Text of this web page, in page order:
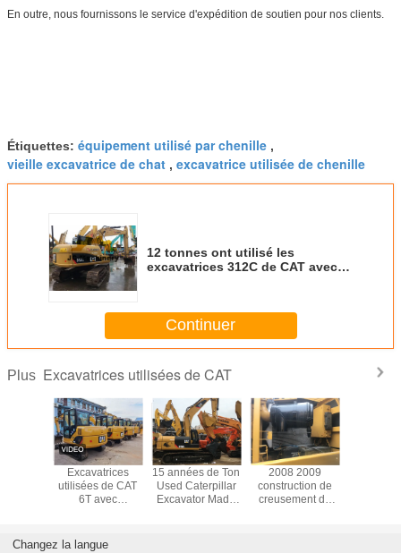
En outre, nous fournissons le service d'expédition de soutien pour nos clients.
Étiquettes: équipement utilisé par chenille ,
vieille excavatrice de chat , excavatrice utilisée de chenille
12 tonnes ont utilisé les
excavatrices 312C de CAT avec le
Continuer
Plus Excavatrices utilisées de CAT
Excavatrices
utilisées de CAT
6T avec
600mm et de
15 années de Ton
Used Caterpillar
Excavator Made
2008 2009
construction de
creusement de
Changez la langue